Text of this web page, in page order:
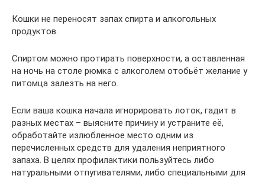
Кошки не переносят запах спирта и алкогольных
продуктов.
Спиртом можно протирать поверхности, а оставленная
на ночь на столе рюмка с алкоголем отобьёт желание у
питомца залезть на него.
Если ваша кошка начала игнорировать лоток, гадит в
разных местах – выясните причину и устраните её,
обработайте излюбленное место одним из
перечисленных средств для удаления неприятного
запаха. В целях профилактики пользуйтесь либо
натуральными отпугивателями, либо специальными для